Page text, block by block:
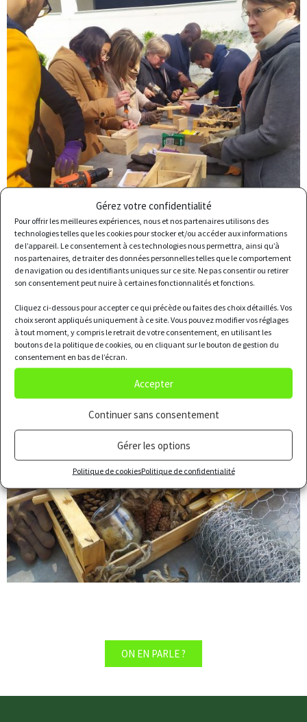
Gérez votre confidentialité
Pour offrir les meilleures expériences, nous et nos partenaires utilisons des
technologies telles que les cookies pour stocker et/ou accéder aux informations
de l’appareil. Le consentement à ces technologies nous permettra, ainsi qu’à
nos partenaires, de traiter des données personnelles telles que le comportement
de navigation ou des identifiants uniques sur ce site. Ne pas consentir ou retirer
son consentement peut nuire à certaines fonctionnalités et fonctions.
Cliquez ci-dessous pour accepter ce qui précède ou faites des choix détaillés. Vos
choix seront appliqués uniquement à ce site. Vous pouvez modifier vos réglages
à tout moment, y compris le retrait de votre consentement, en utilisant les
boutons de la politique de cookies, ou en cliquant sur le bouton de gestion du
consentement en bas de l’écran.
Accepter
Continuer sans consentement
Gérer les options
Politique de cookiesPolitique de confidentialité
ON EN PARLE ?